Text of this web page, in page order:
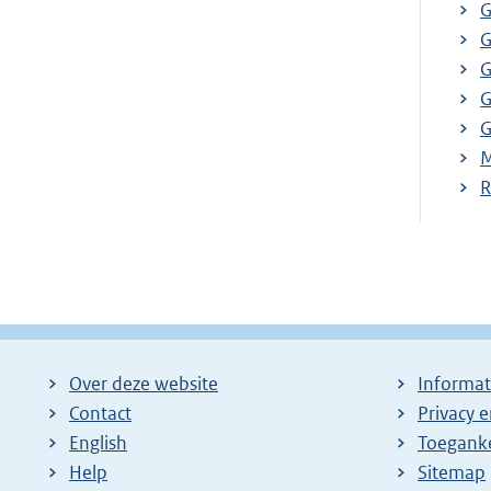
Over deze website
Contact
English
Help
Privacy
Sitemap